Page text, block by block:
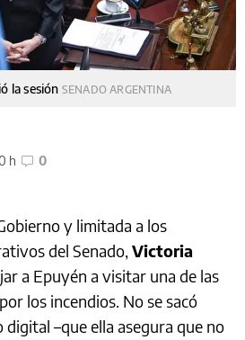
la sesión SENADO ARGENTINA
h
0
y limitada a los
del Senado, Victoria
a Epuyén a visitar una de las
los incendios. No se sacó
–que ella asegura que no